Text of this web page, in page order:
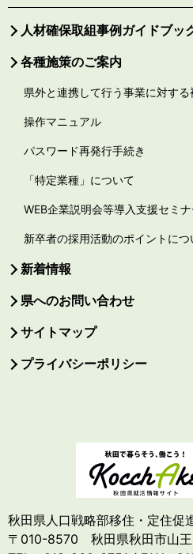
人材確保取組事例ガイドブッ
各種施策のご案内
県外と連携して行う事業に対す
操作マニュアル
パスワード再発行手続き
「特定業種」について
WEB企業説明会等導入支援セミ
新卒者の採用活動のポイントにつ
新着情報
県へのお問い合わせ
サイトマップ
プライバシーポリシー
秋田県人口戦略部移住・定住促
〒010-8570 秋田県秋田市山王